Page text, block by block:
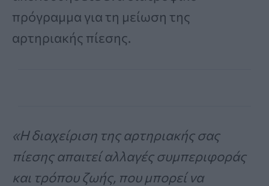
πρόγραμμα για τη μείωση της
αρτηριακής πίεσης.
«Η διαχείριση της αρτηριακής σας
πίεσης απαιτεί αλλαγές συμπεριφοράς
και τρόπου ζωής, που μπορεί να